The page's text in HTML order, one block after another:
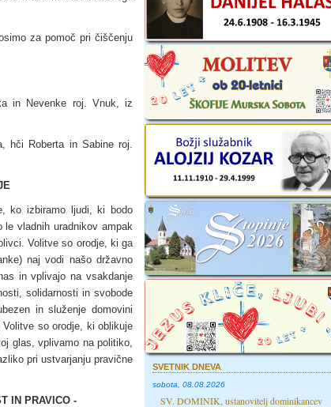
za pomoč pri čiščenju
in Nevenke roj. Vnuk, iz
hči Roberta in Sabine roj.
ko izbiramo ljudi, ki bodo
vladnih uradnikov ampak
Volitve so orodje, ki ga
naj vodi našo državno
in vplivajo na vsakdanje
solidarnosti in svobode
in služenje domovini
so orodje, ki oblikuje
glas, vplivamo na politiko,
pri ustvarjanju pravične
IN PRAVICO -
SVETNIK DNEVA
sobota, 08.08.2026
SV. DOMINIK, ustanovitelj dominikancev